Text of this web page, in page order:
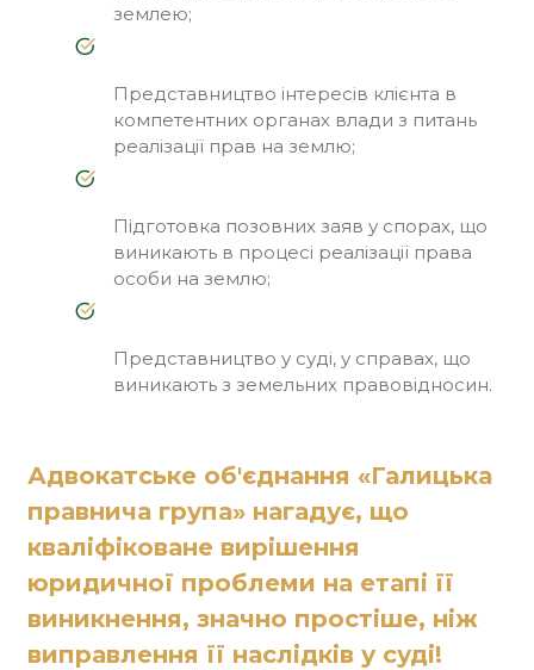
землею;
Представництво інтересів клієнта в
компетентних органах влади з питань
реалізації прав на землю;
Підготовка позовних заяв у спорах, що
виникають в процесі реалізації права
особи на землю;
Представництво у суді, у справах, що
виникають з земельних правовідносин.
Адвокатське об'єднання «Галицька
правнича група» нагадує, що
кваліфіковане вирішення
юридичної проблеми на етапі її
виникнення, значно простіше, ніж
виправлення її наслідків у суді!